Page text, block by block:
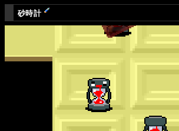
砂時計